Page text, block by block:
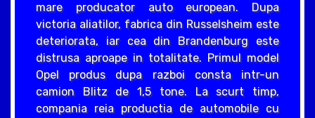
mare producator auto european. Dupa
victoria aliatilor, fabrica din Russelsheim este
deteriorata, iar cea din Brandenburg este
distrusa aproape in totalitate. Primul model
Opel produs dupa razboi consta intr-un
camion Blitz de 1,5 tone. La scurt timp,
compania reia productia de automobile cu